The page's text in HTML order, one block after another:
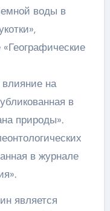
воды в
на
в
природы».
в журнале
является